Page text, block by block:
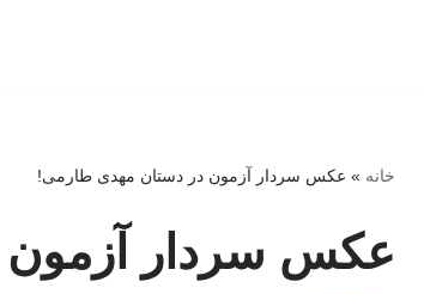
خانه » عکس سردار آزمون در دستان مهدی طارمی!
عکس سردار